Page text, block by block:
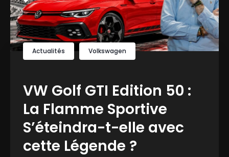
Actualités Volkswagen
VW Golf GTI Edition 50 :
La Flamme Sportive
S’éteindra-t-elle avec
cette Légende ?